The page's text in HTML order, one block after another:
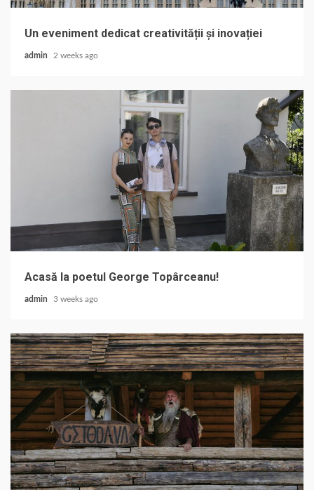
Un eveniment dedicat creativității și inovației
admin 2 weeks ago
Acasă la poetul George Topârceanu!
admin 3 weeks ago